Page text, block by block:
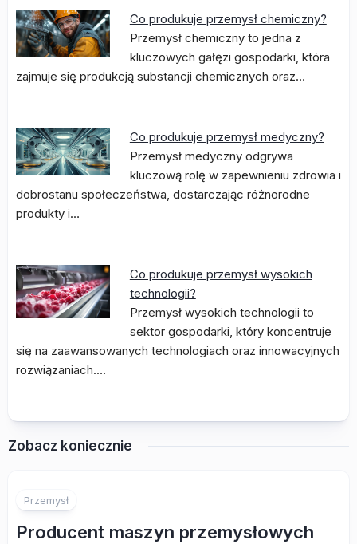
Co produkuje przemysł chemiczny?
Przemysł chemiczny to jedna z
kluczowych gałęzi gospodarki, która
zajmuje się produkcją substancji chemicznych oraz…
Co produkuje przemysł medyczny?
Przemysł medyczny odgrywa
kluczową rolę w zapewnieniu zdrowia i
dobrostanu społeczeństwa, dostarczając różnorodne
produkty i…
Co produkuje przemysł wysokich
technologii?
Przemysł wysokich technologii to
sektor gospodarki, który koncentruje
się na zaawansowanych technologiach oraz innowacyjnych
rozwiązaniach.…
Zobacz koniecznie
Przemysł
Producent maszyn przemysłowych